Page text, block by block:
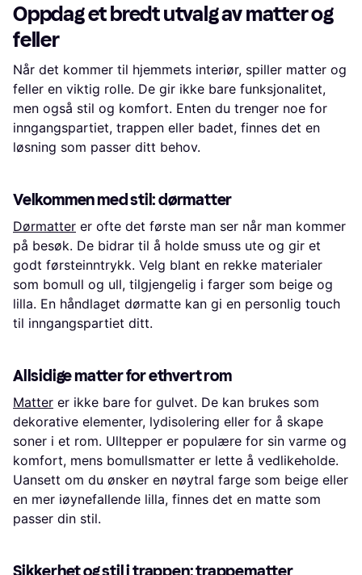
Oppdag et bredt utvalg av matter og
feller
Når det kommer til hjemmets interiør, spiller matter og
feller en viktig rolle. De gir ikke bare funksjonalitet,
men også stil og komfort. Enten du trenger noe for
inngangspartiet, trappen eller badet, finnes det en
løsning som passer ditt behov.
Velkommen med stil: dørmatter
Dørmatter er ofte det første man ser når man kommer
på besøk. De bidrar til å holde smuss ute og gir et
godt førsteinntrykk. Velg blant en rekke materialer
som bomull og ull, tilgjengelig i farger som beige og
lilla. En håndlaget dørmatte kan gi en personlig touch
til inngangspartiet ditt.
Allsidige matter for ethvert rom
Matter er ikke bare for gulvet. De kan brukes som
dekorative elementer, lydisolering eller for å skape
soner i et rom. Ulltepper er populære for sin varme og
komfort, mens bomullsmatter er lette å vedlikeholde.
Uansett om du ønsker en nøytral farge som beige eller
en mer iøynefallende lilla, finnes det en matte som
passer din stil.
Sikkerhet og stil i trappen: trappematter